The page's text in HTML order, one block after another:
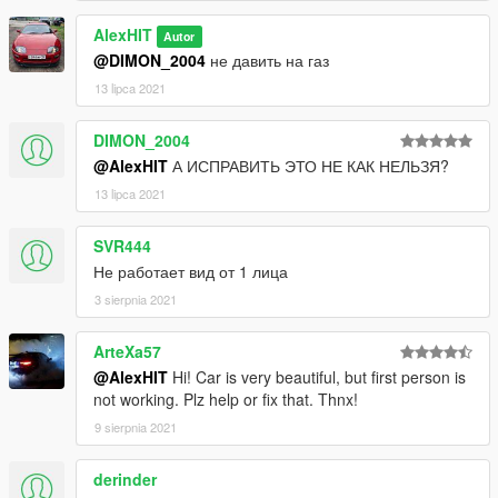
AlexHIT Autor
@DIMON_2004 не давить на газ
13 lipca 2021
DIMON_2004
@AlexHIT А ИСПРАВИТЬ ЭТО НЕ КАК НЕЛЬЗЯ?
13 lipca 2021
SVR444
Не работает вид от 1 лица
3 sierpnia 2021
ArteXa57
@AlexHIT Hi! Car is very beautiful, but first person is
not working. Plz help or fix that. Thnx!
9 sierpnia 2021
derinder